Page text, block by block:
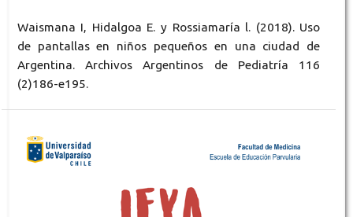
Waismana I, Hidalgoa E. y Rossiamaría l. (2018). Uso
de pantallas en niños pequeños en una ciudad de
Argentina. Archivos Argentinos de Pediatría 116
(2)186-e195.